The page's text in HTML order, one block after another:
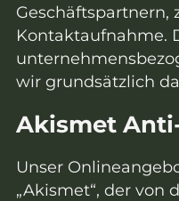
Geschäftspartnern,
Kontaktaufnahme.
wir grundsätzlich
Akismet
Unser
„Akismet“, der von